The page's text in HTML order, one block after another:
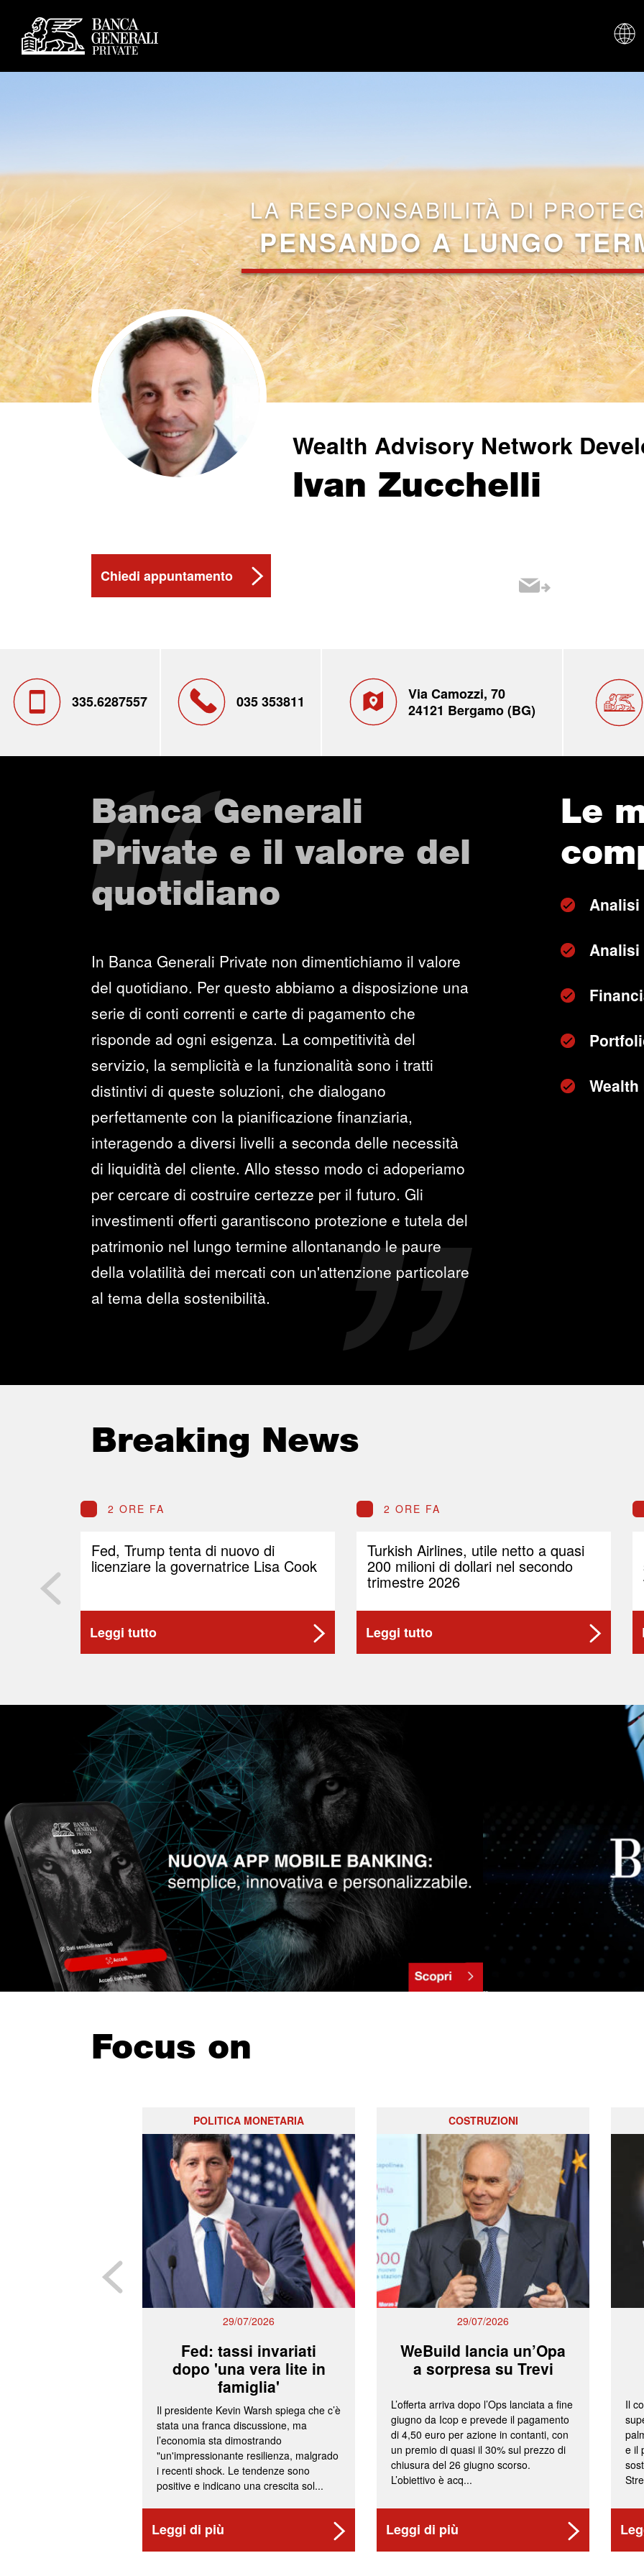
LA RESPONSABILITÀ DI
PENSANDO A LUNGO
Wealth Advisory Network
Ivan Zucchelli
Chiedi appuntamento
335.6287557 035 353811
Via Camozzi, 70
24121 Bergamo (BG)
Banca Generali
Private e il valore del
quotidiano
In Banca Generali Private non dimentichiamo il valore
del quotidiano. Per questo abbiamo a disposizione una
serie di conti correnti e carte di pagamento che
risponde ad ogni esigenza. La competitività del
servizio, la semplicità e la funzionalità sono i tratti
distintivi di queste soluzioni, che dialogano
perfettamente con la pianificazione finanziaria,
interagendo a diversi livelli a seconda delle necessità
di liquidità del cliente. Allo stesso modo ci adoperiamo
per cercare di costruire certezze per il futuro. Gli
investimenti offerti garantiscono protezione e tutela del
patrimonio nel lungo termine allontanando le paure
della volatilità dei mercati con un'attenzione particolare
al tema della sostenibilità.
Le
Analisi
Breaking News
2 ORE FA
Fed, Trump tenta di nuovo di
licenziare la governatrice Lisa Cook
Leggi tutto
2 ORE FA
Turkish Airlines, utile netto a quasi
200 milioni di dollari nel secondo
trimestre 2026
Leggi tutto
Focus on
POLITICA MONETARIA
29/07/2026
Fed: tassi invariati
dopo 'una vera lite in
famiglia'
Il presidente Kevin Warsh spiega che c’è
stata una franca discussione, ma
l’economia sta dimostrando
"un'impressionante resilienza, malgrado
i recenti shock. Le tendenze sono
positive e indicano una crescita sol...
Leggi di più
COSTRUZIONI
29/07/2026
WeBuild lancia un’Opa
a sorpresa su Trevi
L’offerta arriva dopo l’Ops lanciata a fine
giugno da Icop e prevede il pagamento
di 4,50 euro per azione in contanti, con
un premio di quasi il 30% sul prezzo di
chiusura del 26 giugno scorso.
L’obiettivo è acq...
Leggi di più
Il
e il